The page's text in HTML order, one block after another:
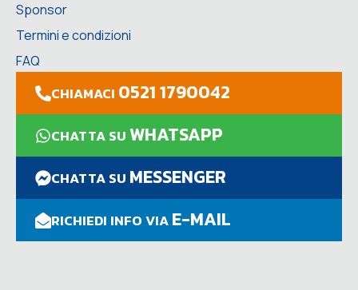
Sponsor
Termini e condizioni
FAQ
CHIAMACI 0521 1790042
CHATTA SUWHATSAPP
CHATTA SU MESSENGER
RICHIEDI INFO VIAE-MAIL